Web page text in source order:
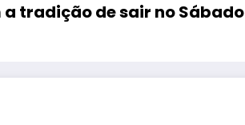
tradição de sair no Sábado